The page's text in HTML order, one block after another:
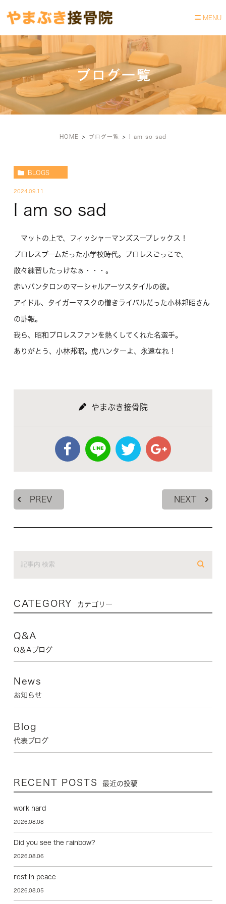
ブログ一覧
HOME ブログ一覧 I am so sad
BLOGS
2024.09.11
I am so sad
マットの上で、フィッシャーマンズスープレックス！
プロレスブームだった小学校時代。プロレスごっこで、
散々練習したっけなぁ・・・。
赤いパンタロンのマーシャルアーツスタイルの彼。
アイドル、タイガーマスクの憎きライバルだった小林邦昭さん
の訃報。
我ら、昭和プロレスファンを熱くしてくれた名選手。
ありがとう、小林邦昭。虎ハンターよ、永遠なれ！
やまぶき接骨院
PREV NEXT
CATEGORY カテゴリー
Q&A
Q＆Aブログ
News
お知らせ
Blog
代表ブログ
RECENT POSTS 最近の投稿
work hard
2026.08.08
Did you see the rainbow?
2026.08.06
rest in peace
2026.08.05